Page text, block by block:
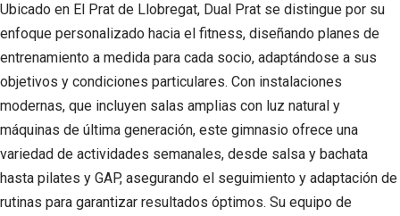
Ubicado en El Prat de Llobregat, Dual Prat se distingue por su
enfoque personalizado hacia el fitness, diseñando planes de
entrenamiento a medida para cada socio, adaptándose a sus
objetivos y condiciones particulares. Con instalaciones
modernas, que incluyen salas amplias con luz natural y
máquinas de última generación, este gimnasio ofrece una
variedad de actividades semanales, desde salsa y bachata
hasta pilates y GAP, asegurando el seguimiento y adaptación de
rutinas para garantizar resultados óptimos. Su equipo de